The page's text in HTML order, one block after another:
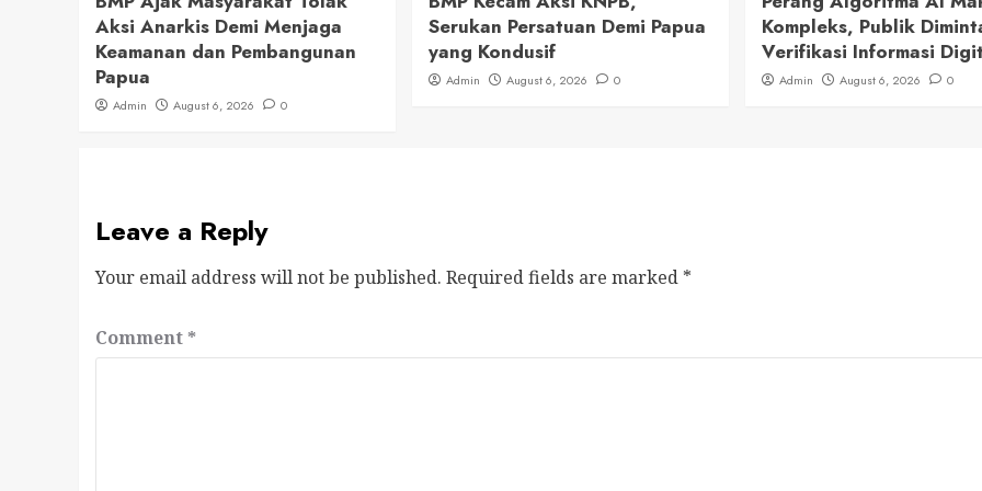
Aksi Anarkis Demi Menjaga
Keamanan dan Pembangunan
Papua
Admin August 6, 2026 0
Serukan Persatuan Demi Papua
yang Kondusif
Admin August 6, 2026 0
Kompleks, Publik
Verifikasi Informasi
Admin August 6, 2026 0
Leave a Reply
Your email address will not be published. Required fields are marked *
Comment *